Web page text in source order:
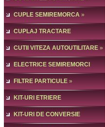
CUPLE SEMIREMORCA »
CUPLAJ TRACTARE
SEMIREMORCA»
CUTII VITEZA AUTOUTILITARE »
ELECTRICE SEMIREMORCI
FILTRE PARTICULE »
KIT-URI ETRIERE
CAMIOANE,AXE»
KIT-URI DE CONVERSIE